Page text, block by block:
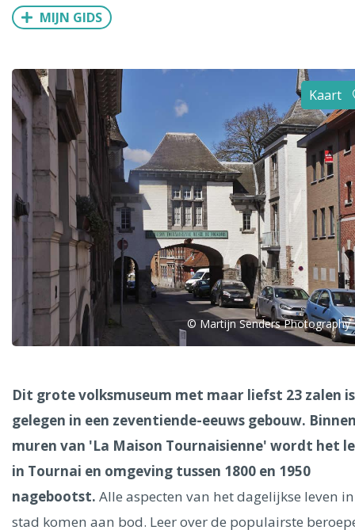
Andere wereldsteden
Alle steden
Phoenix
Dresden
Ålesund
Parijs Tokio Amsterdam Barcelona Dubai
Milaan
Singapore
Rome Berlijn Mechelen Venetië
Florence
Dublin
Hong Kong München Wenen Budapest
MIJN GIDS
Kaart
© Martijn Senders Photography
Dit grote volksmuseum met maar liefst 23 zalen is
gelegen in een zeventiende-eeuws gebouw.
muren van 'La Maison Tournaisienne' wordt het
in Tournai en omgeving tussen 1800 en 1950
nagebootst. Alle aspecten van het dagelijkse leven
stad komen aan bod. Leer over de populairste